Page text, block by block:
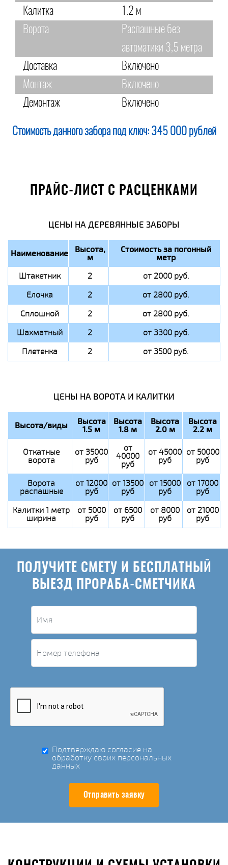
Калитка
1.2 м
Ворота
Распашные без
автоматики 3,5 метра
Доставка
Включено
Монтаж
Включено
Демонтаж
Включено
Стоимость данного забора под ключ: 345 000 рублей
ПРАЙС-ЛИСТ С РАСЦЕНКАМИ
ЦЕНЫ НА ДЕРЕВЯННЫЕ ЗАБОРЫ
Наименование Высота,
м
Стоимость за погонный
метр
Штакетник 2
от 2000 руб.
Елочка
2
от 2800 руб.
Сплошной
2
от 2800 руб.
Шахматный
2
от 3300 руб.
Плетенка
2 от 3500 руб.
ЦЕНЫ НА ВОРОТА И КАЛИТКИ
Высота/виды Высота
1.5 м
Высота
1.8 м
Высота
2.0 м
Высота
2.2 м
Откатные
ворота
от 35000
руб
от
40000
руб
от 45000
руб
от 50000
руб
Ворота
распашные
от 12000
руб
от 13500
руб
от 15000
руб
от 17000
руб
Калитки 1 метр
ширина
от 5000
руб
от 6500
руб
от 8000
руб
от 21000
руб
ПОЛУЧИТЕ СМЕТУ И БЕСПЛАТНЫЙ
ВЫЕЗД ПРОРАБА-СМЕТЧИКА
Подтверждаю согласие на
обработку своих персональных
данных
Отправить заявку